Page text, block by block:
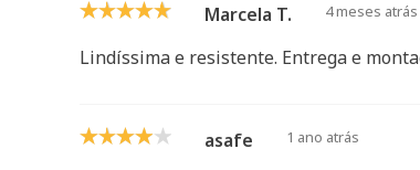
Marcela T. 4 meses atrás
Lindíssima e resistente. Entrega e
asafe 1 ano atrás